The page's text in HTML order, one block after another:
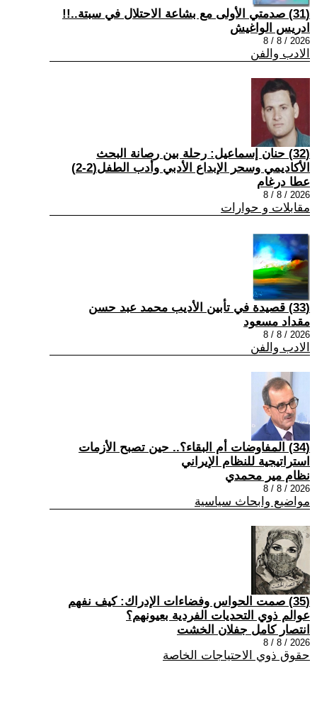
(31) صدمتي الأولى مع بشاعة الاحتلال في سبتة..!!
ادريس الواغيش
2026 / 8 / 8
الادب والفن
(32) حنان إسماعيل: رحلة بين رصانة البحث
الأكاديمي وسحر الإبداع الأدبي وأدب الطفل(2-2)
عطا درغام
2026 / 8 / 8
مقابلات و حوارات
(33) قصيدة في تأبين الأديب محمد عبد حسن
مقداد مسعود
2026 / 8 / 8
الادب والفن
(34) المفاوضات أم البقاء؟.. حين تصبح الأزمات
استراتيجية للنظام الإيراني
نظام مير محمدي
2026 / 8 / 8
مواضيع وابحاث سياسية
(35) صمت الحواس وفضاءات الإدراك: كيف نفهم
عوالم ذوي التحديات الفردية بعيونهم؟
انتصار كامل جفلان الخشت
2026 / 8 / 8
حقوق ذوي الاحتياجات الخاصة